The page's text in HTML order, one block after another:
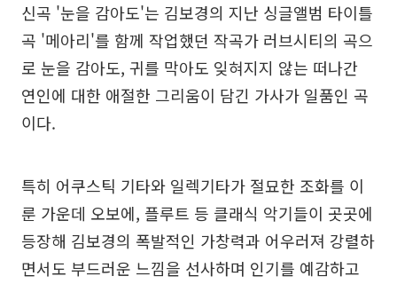
신곡 '눈을 감아도'는 김보경의 지난 싱글앨범 타이틀
곡 '메아리'를 함께 작업했던 작곡가 러브시티의 곡으
로 눈을 감아도, 귀를 막아도 잊혀지지 않는 떠나간
연인에 대한 애절한 그리움이 담긴 가사가 일품인 곡
이다.
특히 어쿠스틱 기타와 일렉기타가 절묘한 조화를 이
룬 가운데 오보에, 플루트 등 클래식 악기들이 곳곳에
등장해 김보경의 폭발적인 가창력과 어우러져 강렬하
면서도 부드러운 느낌을 선사하며 인기를 예감하고